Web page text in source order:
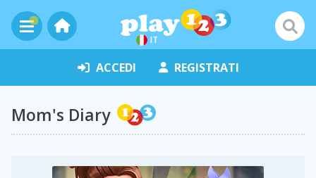
IT
ACCEDI REGISTRATI
Mom's Diary